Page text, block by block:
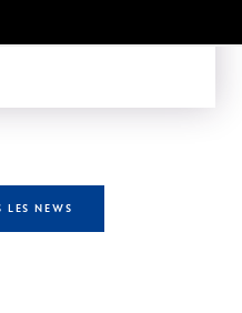
LES NEWS